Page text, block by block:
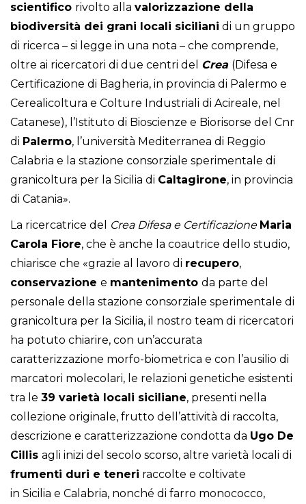
scientifico rivolto alla valorizzazione della
biodiversità dei grani locali siciliani di un gruppo
di ricerca – si legge in una nota – che comprende,
oltre ai ricercatori di due centri del Crea (Difesa e
Certificazione di Bagheria, in provincia di Palermo e
Cerealicoltura e Colture Industriali di Acireale, nel
Catanese), l’Istituto di Bioscienze e Biorisorse del Cnr
di Palermo, l’università Mediterranea di Reggio
Calabria e la stazione consorziale sperimentale di
granicoltura per la Sicilia di Caltagirone, in provincia
di Catania».
La ricercatrice del
Crea Difesa e Certificazione Maria
Carola Fiore, che è anche la coautrice dello studio,
chiarisce che «grazie al lavoro di recupero,
conservazione e mantenimento da parte del
personale della stazione consorziale sperimentale di
granicoltura per la Sicilia, il nostro team di ricercatori
ha potuto chiarire, con un’accurata
caratterizzazione morfo-biometrica e con l’ausilio di
marcatori molecolari, le relazioni genetiche esistenti
tra le 39 varietà locali siciliane, presenti nella
collezione originale, frutto dell’attività di raccolta,
descrizione e caratterizzazione condotta da Ugo De
Cillis agli inizi del secolo scorso, altre varietà locali di
frumenti duri e teneri raccolte e coltivate
in Sicilia e Calabria, nonché di farro monococco,